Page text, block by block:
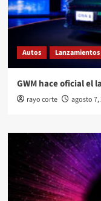
Autos Lanzamientos
GWM hace oficial el
rayo corte agosto 7,